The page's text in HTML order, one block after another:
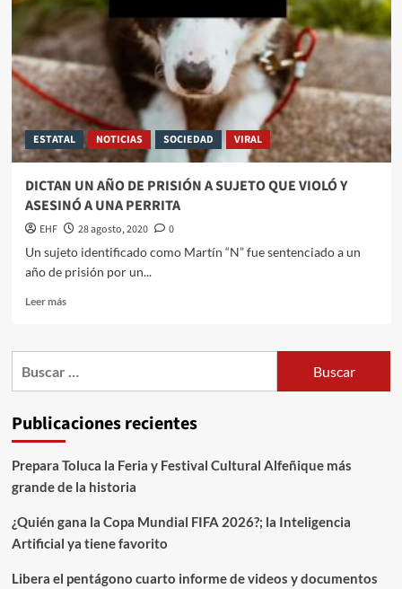
ESTATAL NOTICIAS SOCIEDAD VIRAL
DICTAN UN AÑO DE PRISIÓN A SUJETO QUE VIOLÓ Y
ASESINÓ A UNA PERRITA
EHF 28 agosto, 2020
0
Un sujeto identificado como Martín “N” fue sentenciado a un
año de prisión por un...
Leer más
Publicaciones recientes
Prepara Toluca la Feria y Festival Cultural Alfeñique más
grande de la historia
¿Quién gana la Copa Mundial FIFA 2026?; la Inteligencia
Artificial ya tiene favorito
Libera el pentágono cuarto informe de videos y documentos